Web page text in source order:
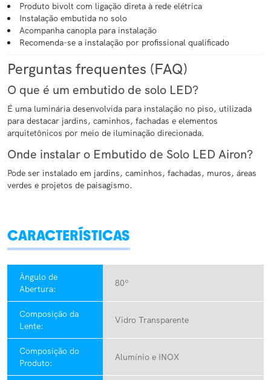
Produto bivolt com ligação direta à rede elétrica
Instalação embutida no solo
Acompanha canopla para instalação
Recomenda-se a instalação por profissional qualificado
Perguntas frequentes (FAQ)
O que é um embutido de solo LED?
É uma luminária desenvolvida para instalação no piso, utilizada
para destacar jardins, caminhos, fachadas e elementos
arquitetônicos por meio de iluminação direcionada.
Onde instalar o Embutido de Solo LED Airon?
Pode ser instalado em jardins, caminhos, fachadas, muros, áreas
verdes e projetos de paisagismo.
CARACTERÍSTICAS
Ângulo de
Abertura:
80º
Composição da
Lente:
Vidro Transparente
Composição do
Produto:
Alumínio e INOX